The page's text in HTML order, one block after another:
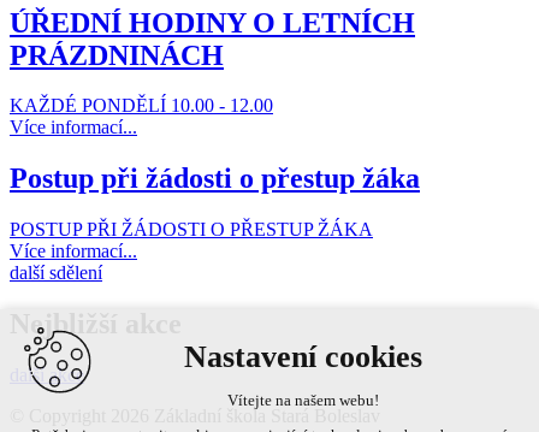
ÚŘEDNÍ HODINY O LETNÍCH
PRÁZDNINÁCH
KAŽDÉ PONDĚLÍ 10.00 - 12.00
Více informací...
Postup při žádosti o přestup žáka
POSTUP PŘI ŽÁDOSTI O PŘESTUP ŽÁKA
Více informací...
další sdělení
Nejbližší akce
další akce
© Copyright 2026 Základní škola Stará Boleslav
Nastavení cookies
Vítejte na našem webu!